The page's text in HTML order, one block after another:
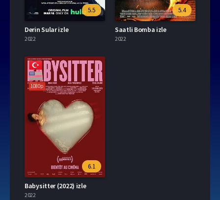
5.5
Derin Sular izle
2022
5.4
Saatli Bomba izle
2022
1080p
6.1
Babysitter (2022) izle
2022